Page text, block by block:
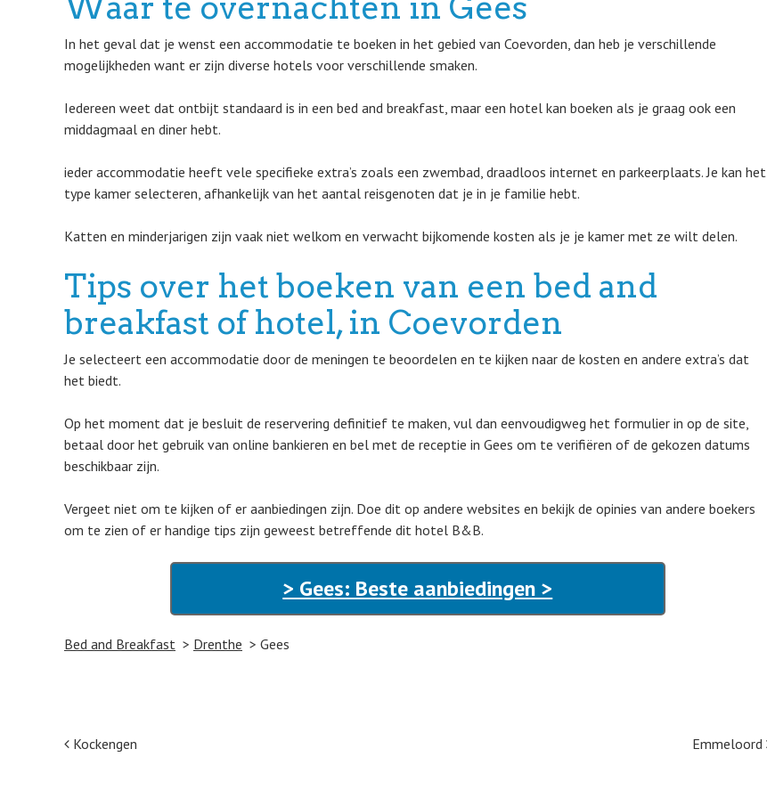
In het geval dat je wenst een accommodatie te boeken in het gebied van Coevorden, dan heb je verschillende
mogelijkheden want er zijn diverse hotels voor verschillende smaken.
Iedereen weet dat ontbijt standaard is in een bed and breakfast, maar een hotel kan boeken als je graag ook een
middagmaal en diner hebt.
ieder accommodatie heeft vele specifieke extra’s zoals een zwembad, draadloos internet en parkeerplaats. Je kan het
type kamer selecteren, afhankelijk van het aantal reisgenoten dat je in je familie hebt.
Katten en minderjarigen zijn vaak niet welkom en verwacht bijkomende kosten als je je kamer met ze wilt delen.
Tips over het boeken van een bed and
breakfast of hotel, in Coevorden
Je selecteert een accommodatie door de meningen te beoordelen en te kijken naar de kosten en andere extra’s dat
het biedt.
Op het moment dat je besluit de reservering definitief te maken, vul dan eenvoudigweg het formulier in op de site,
betaal door het gebruik van online bankieren en bel met de receptie in Gees om te verifiëren of de gekozen datums
beschikbaar zijn.
Vergeet niet om te kijken of er aanbiedingen zijn. Doe dit op andere websites en bekijk de opinies van andere boekers
om te zien of er handige tips zijn geweest betreffende dit hotel B&B.
> Gees: Beste aanbiedingen >
Bed and Breakfast Drenthe Gees
Post navigation
Kockengen Emmeloord